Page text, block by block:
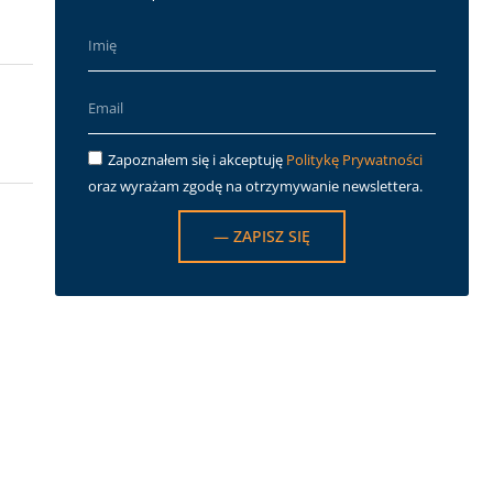
Zapoznałem się i akceptuję Politykę Prywatności
oraz wyrażam zgodę na otrzymywanie newslettera.
— ZAPISZ SIĘ